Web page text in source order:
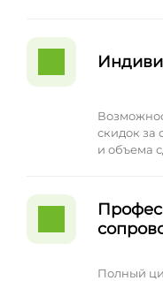
скидок за
и объема
Полный